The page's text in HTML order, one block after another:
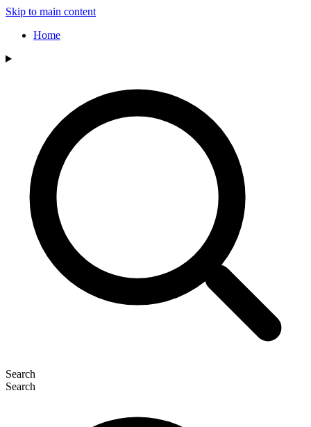
Skip to main content
Home
Search
Search